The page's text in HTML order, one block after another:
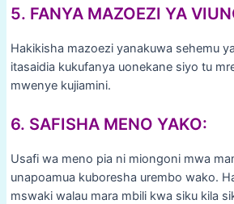
5. FANYA MAZOEZI YA
Hakikisha mazoezi yanakuwa sehemu
itasaidia kukufanya uonekane siyo tu
mwenye kujiamini.
6. SAFISHA MENO YAKO:
Usafi wa meno pia ni miongoni mwa
unapoamua kuboresha urembo wako.
mswaki walau mara mbili kwa siku kila